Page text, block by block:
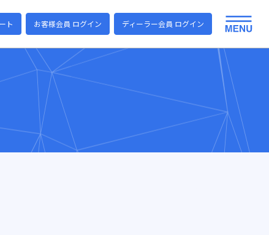
ト お客様会員 ログイン ディーラー会員 ログイン